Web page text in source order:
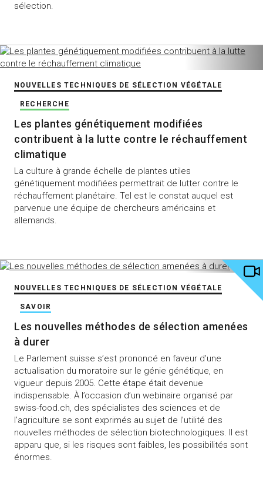
sélection.
NOUVELLES TECHNIQUES DE SÉLECTION VÉGÉTALE
RECHERCHE
Les plantes génétiquement modifiées
contribuent à la lutte contre le réchauffement
climatique
La culture à grande échelle de plantes utiles
génétiquement modifiées permettrait de lutter contre le
réchauffement planétaire. Tel est le constat auquel est
parvenue une équipe de chercheurs américains et
allemands.
NOUVELLES TECHNIQUES DE SÉLECTION VÉGÉTALE
SAVOIR
Les nouvelles méthodes de sélection amenées
à durer
Le Parlement suisse s’est prononcé en faveur d’une
actualisation du moratoire sur le génie génétique, en
vigueur depuis 2005. Cette étape était devenue
indispensable. À l’occasion d’un webinaire organisé par
swiss-food.ch, des spécialistes des sciences et de
l’agriculture se sont exprimés au sujet de l’utilité des
nouvelles méthodes de sélection biotechnologiques. Il est
apparu que, si les risques sont faibles, les possibilités sont
énormes.